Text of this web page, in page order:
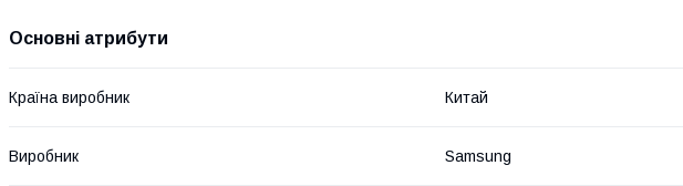
Основні атрибути
Країна виробник Китай
Виробник Samsung